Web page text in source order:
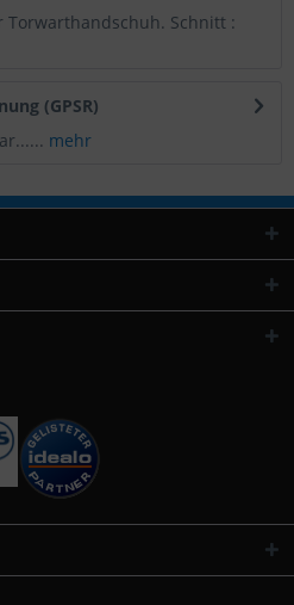
Schnitt :
(GPSR)
mehr